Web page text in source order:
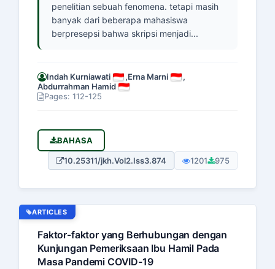
penelitian sebuah fenomena. tetapi masih
banyak dari beberapa mahasiswa
berpresepsi bahwa skripsi menjadi...
Indah Kurniawati ,Erna Marni
,
Abdurrahman Hamid
Pages: 112-125
BAHASA
10.25311/jkh.Vol2.Iss3.874 1201 975
ARTICLES
Faktor-faktor yang Berhubungan dengan
Kunjungan Pemeriksaan Ibu Hamil Pada
Masa Pandemi COVID-19